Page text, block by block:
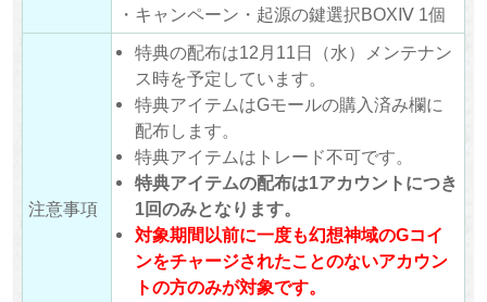
・キャンペーン・起源の鍵選択BOXⅣ 1個
注意事項
特典の配布は12月11日（水）メンテナン
ス時を予定しています。
特典アイテムはGモールの購入済み欄に
配布します。
特典アイテムはトレード不可です。
特典アイテムの配布は1アカウントにつき
1回のみとなります。
対象期間以前に一度も幻想神域のGコイ
ンをチャージされたことのないアカウン
トの方のみが対象です。